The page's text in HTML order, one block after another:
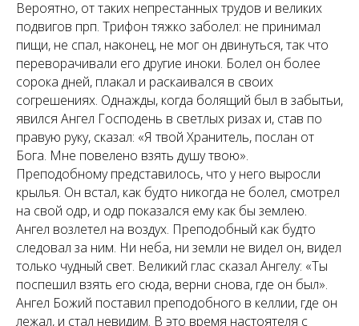
Вероятно, от таких непрестанных трудов и великих
подвигов прп. Трифон тяжко заболел: не принимал
пищи, не спал, наконец, не мог он двинуться, так что
переворачивали его другие иноки. Болел он более
сорока дней, плакал и раскаивался в своих
согрешениях. Однажды, когда болящий был в забытьи,
явился Ангел Господень в светлых ризах и, став по
правую руку, сказал: «Я твой Хранитель, послан от
Бога. Мне повелено взять душу твою».
Преподобному представилось, что у него выросли
крылья. Он встал, как будто никогда не болел, смотрел
на свой одр, и одр показался ему как бы землею.
Ангел возлетел на воздух. Преподобный как будто
следовал за ним. Ни неба, ни земли не видел он, видел
только чудный свет. Великий глас сказал Ангелу: «Ты
поспешил взять его сюда, верни снова, где он был».
Ангел Божий поставил преподобного в келлии, где он
лежал, и стал невидим. В это время настоятеля с